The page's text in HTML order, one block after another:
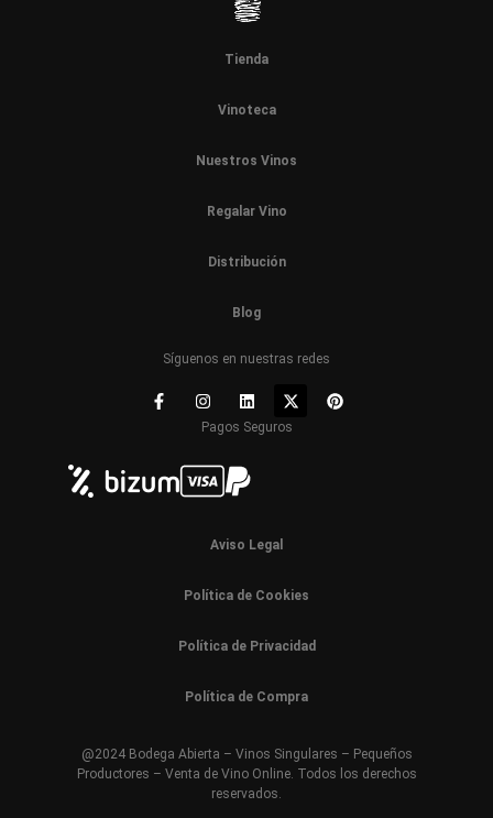
Tienda
Vinoteca
Nuestros Vinos
Regalar Vino
Distribución
Blog
Síguenos en nuestras redes
Pagos Seguros
Aviso Legal
Política de Cookies
Política de Privacidad
Política de Compra
@2024 Bodega Abierta – Vinos Singulares – Pequeños
Productores – Venta de Vino Online. Todos los derechos
reservados.